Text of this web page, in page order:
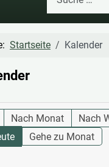
Startseite Kalender
Nach Monat
Nach
Gehe zu Monat